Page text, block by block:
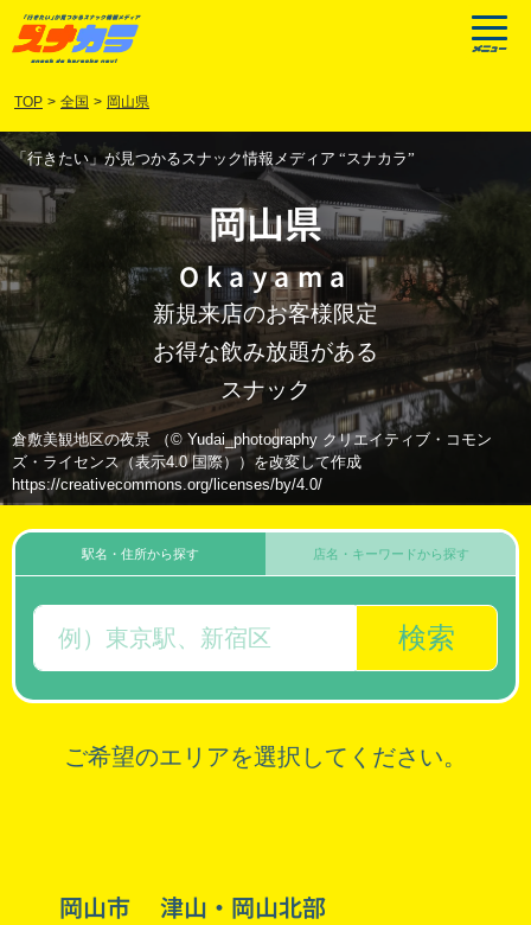
TOP > 全国 > 岡山県
「行きたい」が見つかるスナック情報メディア “スナカラ”
岡山県
Okayama
新規来店のお客様限定
お得な飲み放題がある
スナック
倉敷美観地区の夜景 （© Yudai_photography クリエイティブ・コモン
ズ・ライセンス（表示4.0 国際））を改変して作成
https://creativecommons.org/licenses/by/4.0/
駅名・住所から探す
検索
店名・キーワードから探す
ご希望のエリアを選択してください。
岡山市 津山・岡山北部